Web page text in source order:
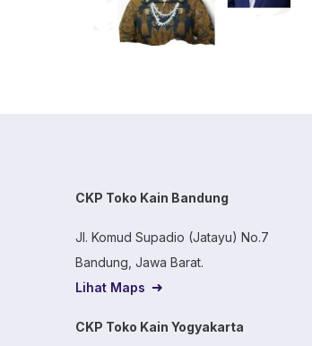
CKP Toko Kain Bandung
Jl. Komud Supadio (Jatayu) No.7
Bandung, Jawa Barat.
Lihat Maps
CKP Toko Kain Yogyakarta